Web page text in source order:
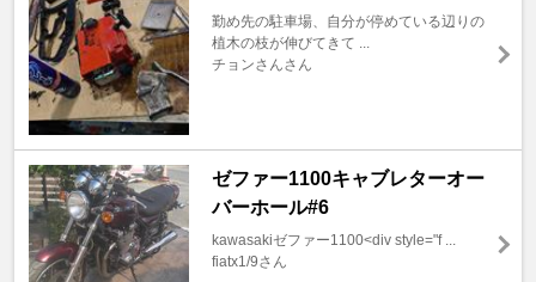
勤め先の駐車場、自分が停めている辺りの
植木の枝が伸びてきて ...
チョンさんさん
ゼファー1100キャブレターオー
バーホール#6
kawasakiゼファー1100<div style="f ...
fiatx1/9さん